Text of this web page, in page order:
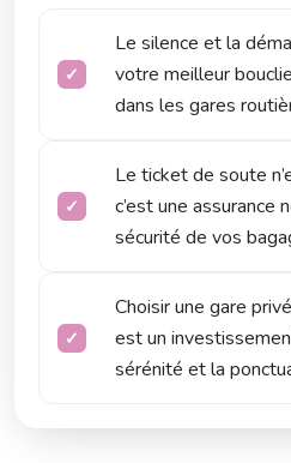
Le silence et la
votre meilleur
dans les gares
Le ticket de soute
c’est une assurance
sécurité de vos
Choisir une gare
est un
sérénité et la